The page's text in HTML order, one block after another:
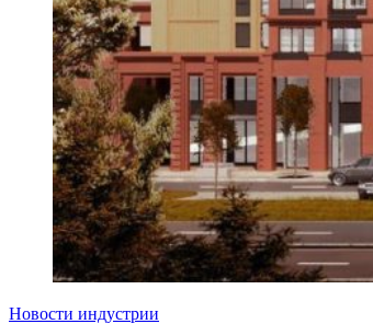
Новости индустрии